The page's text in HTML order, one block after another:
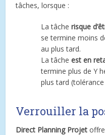
tâches, lorsque :
La tâcherisque
se termine moins
au plus tard.
La tâcheest en
termine plus de Y
plus tard
Verrouiller la
Direct Planning Projet